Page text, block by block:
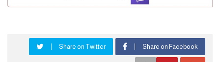
Share on Facebook
Share on Twitter